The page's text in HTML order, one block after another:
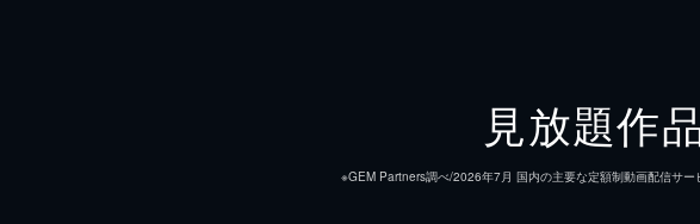
見放題作
※GEM Partners調べ/2026年7⽉ 国内の主要な定額制動画配信サー